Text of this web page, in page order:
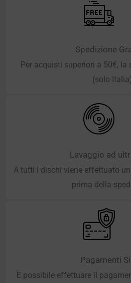
Spedizione
Per acquisti superiori a 50€, la
(solo Italia)
Lavaggio ad
A tutti i dischi viene effettuato
prima della
Pagamenti
È possibile effettuare il